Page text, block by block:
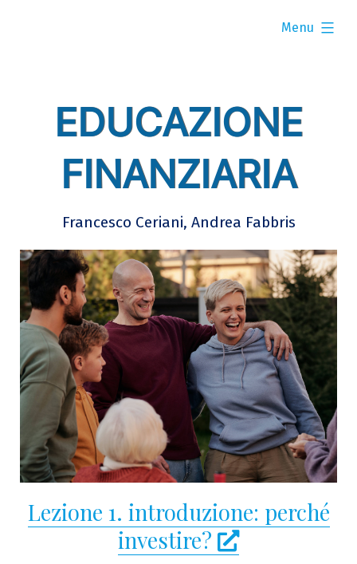
EDUCAZIONE
FINANZIARIA
Francesco Ceriani, Andrea Fabbris
Menu
expanded
Lezione 1. introduzione: perché
investire?